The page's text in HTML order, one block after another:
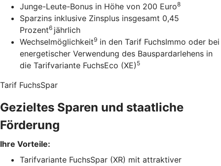
Junge-Leute-Bonus in Höhe von 200 Euro8
Sparzins inklusive Zinsplus insgesamt 0,45
Prozent6 jährlich
Wechselmöglichkeit9 in den Tarif FuchsImmo oder bei
energetischer Verwendung des Bauspardarlehens in
die Tarifvariante FuchsEco (XE) 5
Tarif FuchsSpar
Gezieltes Sparen und staatliche
Förderung
Ihre Vorteile:
Tarifvariante FuchsSpar (XR) mit attraktiver